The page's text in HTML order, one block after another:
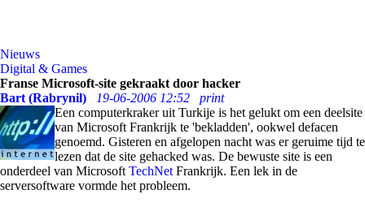
Nieuws
Digital & Games
Franse Microsoft-site gekraakt door hacker
Bart (Rabrynil)
19-06-2006 12:52
print
Een computerkraker uit Turkije is het gelukt om een deelsite
van Microsoft Frankrijk te 'bekladden', ookwel defacen
genoemd. Gisteren en afgelopen nacht was er geruime tijd te
lezen dat de site gehacked was. De bewuste site is een
onderdeel van Microsoft TechNet Frankrijk. Een lek in de
serversoftware vormde het probleem.